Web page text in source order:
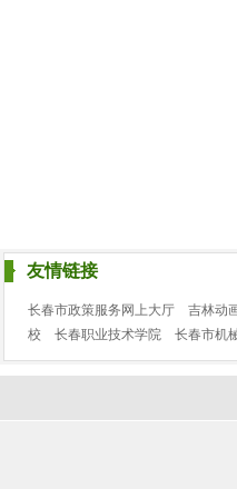
友情链接
长春市政策服务网上大厅 吉林动
校
长春职业技术学院 长春市机